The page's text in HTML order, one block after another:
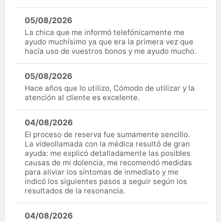
05/08/2026
La chica que me informó telefónicamente me
ayudo muchísimo ya que era la primera vez que
hacía uso de vuestros bonos y me ayudo mucho.
05/08/2026
Hace años que lo utilizo, Cómodo de utilizar y la
atención al cliente es excelente.
04/08/2026
El proceso de reserva fue sumamente sencillo.
La videollamada con la médica resultó de gran
ayuda: me explicó detalladamente las posibles
causas de mi dolencia, me recomendó medidas
para aliviar los síntomas de inmediato y me
indicó los siguientes pasos a seguir según los
resultados de la resonancia.
04/08/2026